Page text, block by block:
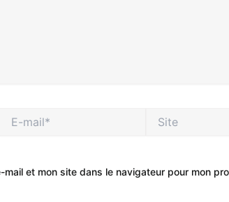
mail*
mail et mon site dans le navigateur pour mon